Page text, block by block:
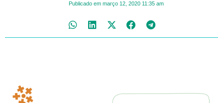
Publicado em março 12, 2020 11:35 am